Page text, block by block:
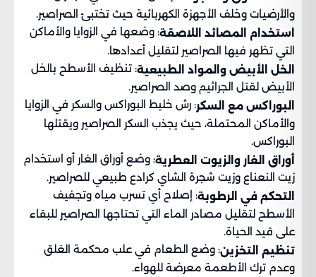
والأرضيات وخلف الأجهزة الكهربائية حيث تختبئ الصراصير.
استخدام المصائد اللاصقة: وضعها في الزوايا والأماكن
التي تظهر فيها الصراصير لتقليل أعدادها.
الخل الأبيض والمواد الطبيعية: تنظيف الأسطح بالخل
الأبيض لقتل الجراثيم وصد الصراصير.
البوراكس مع السكر: رش خليط البوراكس والسكر في الزوايا
والأماكن المحتملة، حيث يجذب السكر الصراصير ويقتلها
البوراكس.
أوراق الغار والزيوت العطرية: وضع أوراق الغار أو استخدام
زيت النعناع وزيت شجرة الشاي كرادع طبيعي للصراصير.
التحكم في الرطوبة: إصلاح أي تسرب مياه وتجفيف
الأسطح لتقليل مصادر الماء التي تحتاجها الصراصير للبقاء
على قيد الحياة.
تنظيم التخزين: وضع الطعام في علب محكمة الغلق
وعدم ترك الأطعمة معرضة للهواء.